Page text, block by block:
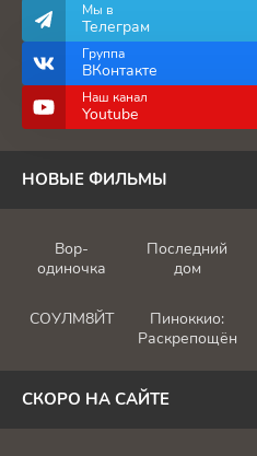
Мы в
Телеграм
Группа
ВКонтакте
Наш канал
Youtube
НОВЫЕ ФИЛЬМЫ
Вор-
одиночка
Последний
дом
СОУЛМ8ЙТ
Пиноккио:
Раскрепощённый
СКОРО НА САЙТЕ